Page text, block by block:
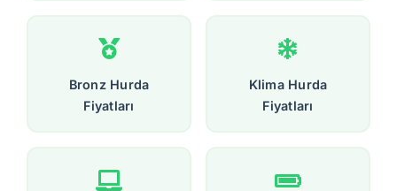
Bronz Hurda
Fiyatları
Klima Hurda
Fiyatları